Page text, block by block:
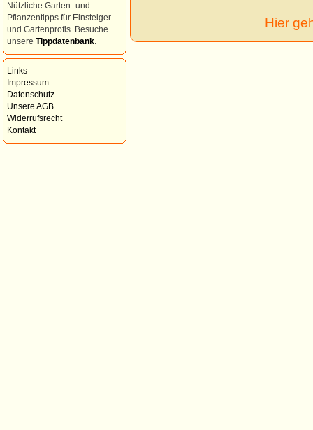
Nützliche Garten- und
Pflanzentipps für Einsteiger
und Gartenprofis. Besuche
unsere Tippdatenbank
Links
Impressum
Datenschutz
Unsere AGB
Widerrufsrecht
Kontakt
Hier